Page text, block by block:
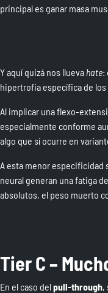
principal es ganar masa
Y aquí quizá nos llueva hate:
hipertrofia específica de
Al implicar una flexo-
especialmente conforme
algo que sí ocurre en
A esta menor especificidad
neural generan una fatiga
absolutos, el peso muerto
Tier C –
En el caso delpull-through,